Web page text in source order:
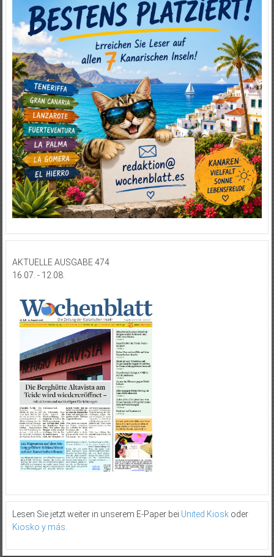
AKTUELLE AUSGABE 474
16.07. - 12.08.
Lesen Sie jetzt weiter in unserem E-Paper bei United Kioskoder
Kiosko y más.